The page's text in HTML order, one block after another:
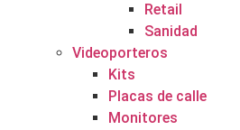
Retail
Sanidad
Videoporteros
Kits
Placas de calle
Monitores